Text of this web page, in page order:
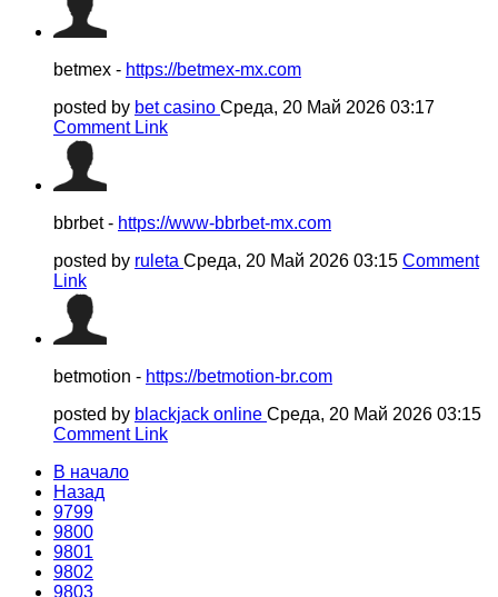
betmex - https://betmex-mx.com
posted by bet casino Среда, 20 Май 2026 03:17
Comment Link
bbrbet - https://www-bbrbet-mx.com
posted by ruleta Среда, 20 Май 2026 03:15 Comment
Link
betmotion - https://betmotion-br.com
posted by blackjack online Среда, 20 Май 2026 03:15
Comment Link
В начало
Назад
9799
9800
9801
9802
9803